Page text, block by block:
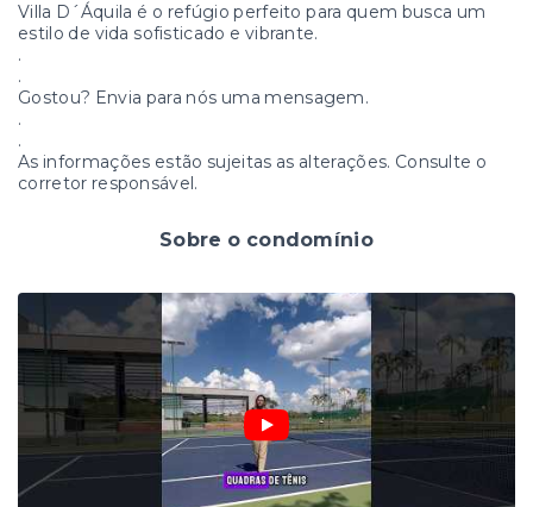
Villa D´Áquila é o refúgio perfeito para quem busca um
estilo de vida sofisticado e vibrante.
.
.
Gostou? Envia para nós uma mensagem.
.
.
As informações estão sujeitas as alterações. Consulte o
corretor responsável.
Sobre o condomínio